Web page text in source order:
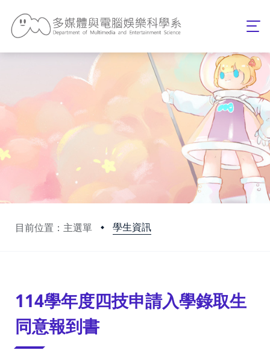
目前位置：主選單 學生資訊
114學年度四技申請入學錄取生
同意報到書